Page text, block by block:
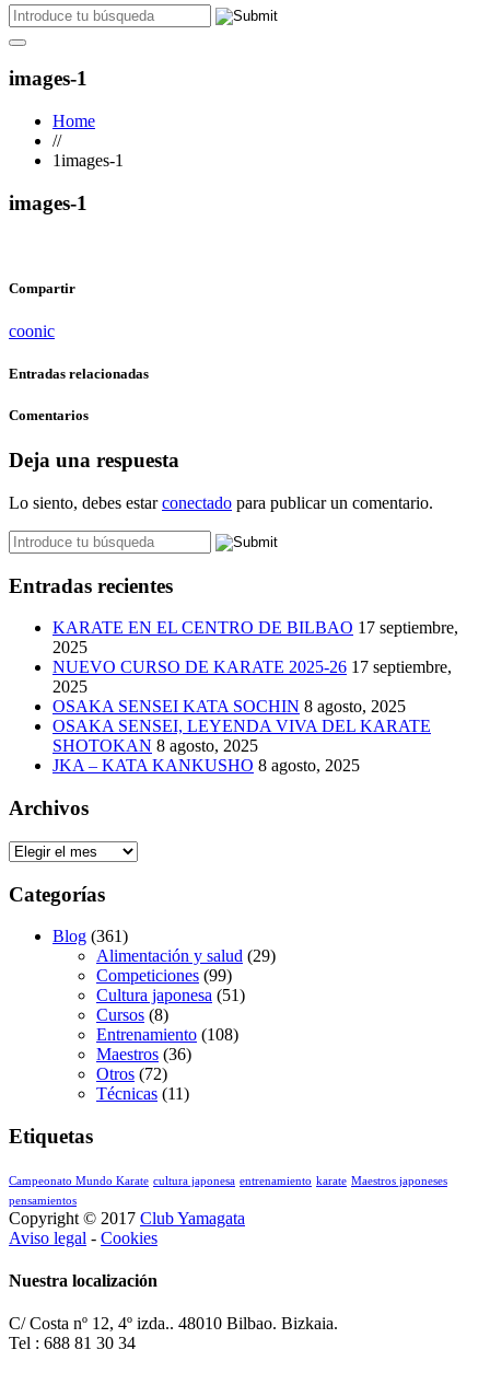
images-1
Home
//
1images-1
images-1
Compartir
coonic
Entradas relacionadas
Comentarios
Deja una respuesta
Lo siento, debes estarconectado para publicar un comentario.
Entradas recientes
KARATE EN EL CENTRO DE BILBAO 17 septiembre,
2025
NUEVO CURSO DE KARATE 2025-26 17 septiembre,
2025
OSAKA SENSEI KATA SOCHIN 8 agosto, 2025
OSAKA SENSEI, LEYENDA VIVA DEL KARATE
SHOTOKAN 8 agosto, 2025
JKA – KATA KANKUSHO 8 agosto, 2025
Archivos
Archivos
Categorías
Blog (361)
Alimentación y salud (29)
Competiciones (99)
Cultura japonesa (51)
Cursos (8)
Entrenamiento (108)
Maestros (36)
Otros (72)
Técnicas (11)
Etiquetas
Campeonato Mundo Karate cultura japonesa entrenamiento karate Maestros japoneses
pensamientos
Copyright © 2017 Club Yamagata
Aviso legal - Cookies
Nuestra localización
C/ Costa nº 12, 4º izda.. 48010 Bilbao. Bizkaia.
Tel : 688 81 30 34